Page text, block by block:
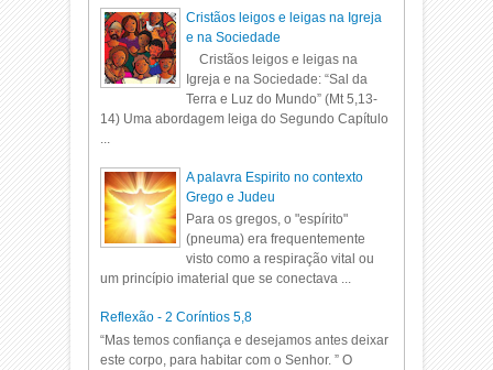
Cristãos leigos e leigas na Igreja
e na Sociedade
Cristãos leigos e leigas na
Igreja e na Sociedade: “Sal da
Terra e Luz do Mundo” (Mt 5,13-
14) Uma abordagem leiga do Segundo Capítulo
...
A palavra Espirito no contexto
Grego e Judeu
Para os gregos, o "espírito"
(pneuma) era frequentemente
visto como a respiração vital ou
um princípio imaterial que se conectava ...
Reflexão - 2 Coríntios 5,8
“Mas temos confiança e desejamos antes deixar
este corpo, para habitar com o Senhor. ” O